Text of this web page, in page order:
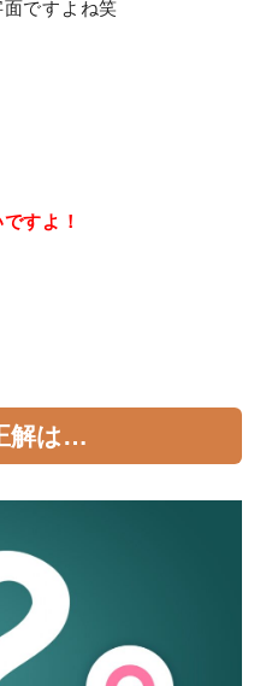
ですよね笑
すよ！
解は…